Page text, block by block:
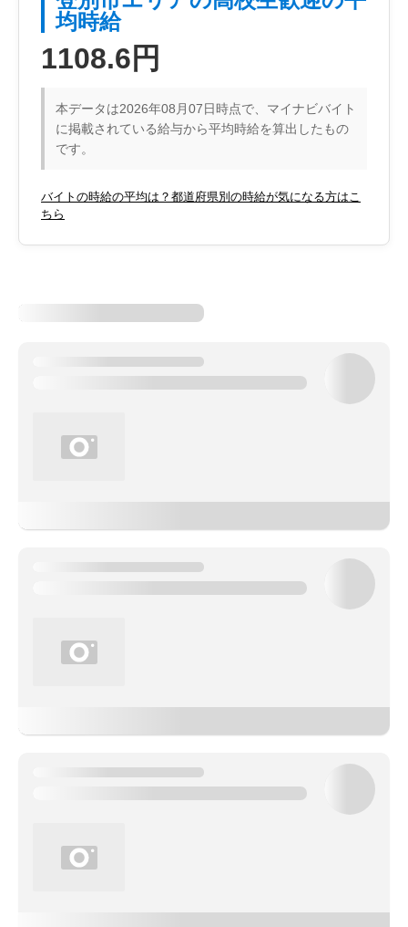
均時給
1108.6円
本データは2026年08月07日時点で、マイナビバイト
に掲載されている給与から平均時給を算出したもの
です。
バイトの時給の平均は？都道府県別の時給が気になる方はこ
ちら